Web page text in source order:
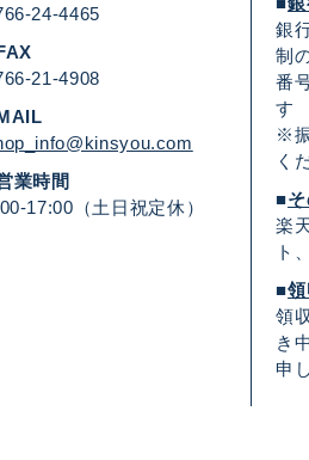
24-4465
21-4908
業時間
17:00（土日祝定休）
銀
制
番
す
※
く
■
楽
ト
■
領
き
申